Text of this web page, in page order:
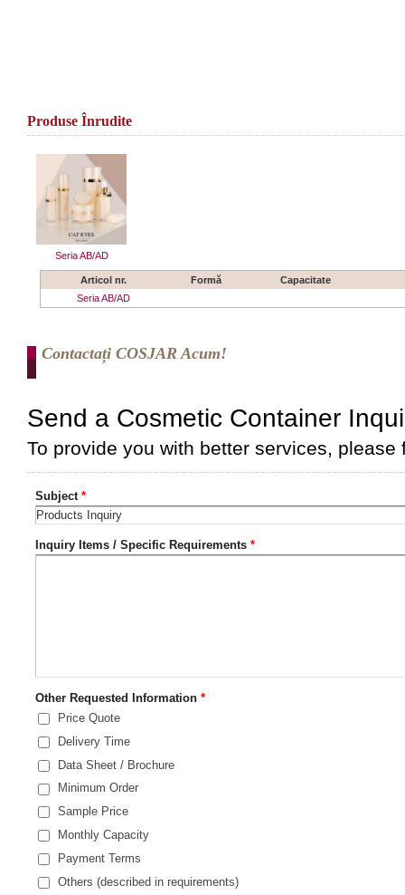
Produse Înrudite
Seria AB/AD
Articol nr. Formă
Capacitate
Seria AB/AD
Contactați COSJAR Acum!